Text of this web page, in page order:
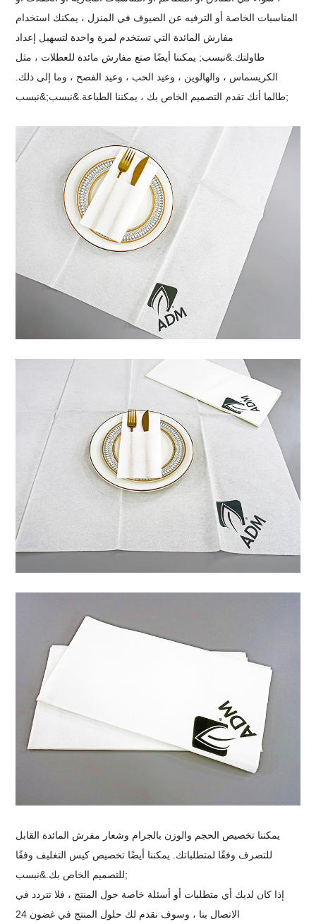
المناسبات الخاصة أو الترفيه عن الضيوف في المنزل ، يمكنك استخدام
مفارش المائدة التي تستخدم لمرة واحدة لتسهيل إعداد
طاولتك.&نبسب; يمكننا أيضًا صنع مفارش مائدة للعطلات ، مثل
الكريسماس ، والهالوين ، وعيد الحب ، وعيد الفصح ، وما إلى ذلك.
طالما أنك تقدم التصميم الخاص بك ، يمكننا الطباعة.&نبسب;&نبسب;
يمكننا تخصيص الحجم والوزن بالجرام وشعار مفرش المائدة القابل
للتصرف وفقًا لمتطلباتك. يمكننا أيضًا تخصيص كيس التغليف وفقًا
للتصميم الخاص بك.&نبسب;
إذا كان لديك أي متطلبات أو أسئلة خاصة حول المنتج ، فلا تتردد في
الاتصال بنا ، وسوف نقدم لك حلول المنتج في غضون 24